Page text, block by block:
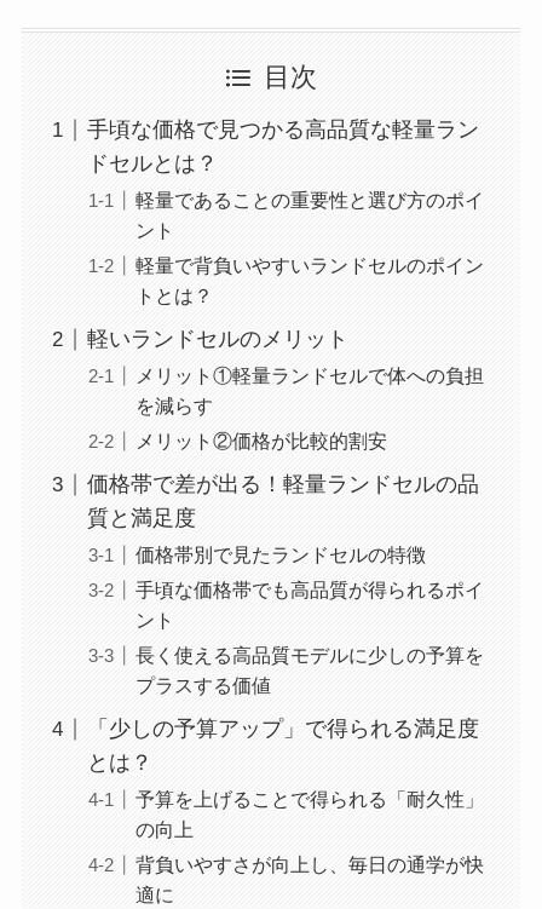
目次
手頃な価格で見つかる高品質な軽量ラン
ドセルとは？
軽量であることの重要性と選び方のポイ
ント
軽量で背負いやすいランドセルのポイン
トとは？
軽いランドセルのメリット
メリット①軽量ランドセルで体への負担
を減らす
メリット②価格が比較的割安
価格帯で差が出る！軽量ランドセルの品
質と満足度
価格帯別で見たランドセルの特徴
手頃な価格帯でも高品質が得られるポイ
ント
長く使える高品質モデルに少しの予算を
プラスする価値
「少しの予算アップ」で得られる満足度
とは？
予算を上げることで得られる「耐久性」
の向上
背負いやすさが向上し、毎日の通学が快
適に